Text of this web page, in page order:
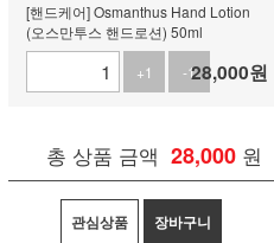
[핸드케어] Osmanthus Hand Lotion
(오스만투스 핸드로션) 50ml
+1
-128,000원
총 상품 금액 28,000 원
관심상품 장바구니